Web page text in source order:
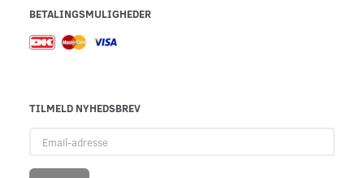
BETALINGSMULIGHEDER
TILMELD NYHEDSBREV
adresse